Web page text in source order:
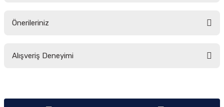
Önerileriniz
yetersiz gördüğünüz noktaları öneri formunu kullanarak tarafımıza
Alışveriş Deneyimi
Sitemize ilk yorumu siz yapın!